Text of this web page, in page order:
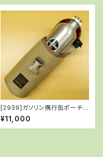
[2939]ガソリン携行缶ポーチ
(TAN)＋ガソリン携行缶セット
¥11,000